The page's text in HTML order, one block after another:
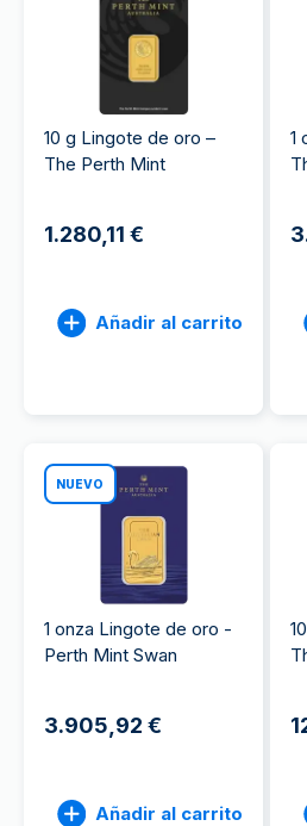
10 g Lingote de oro –
The Perth Mint
1.280,11 €
Añadir al carrito
1
NUEVO
1 onza Lingote de oro -
Perth Mint Swan
3.905,92 €
Añadir al carrito